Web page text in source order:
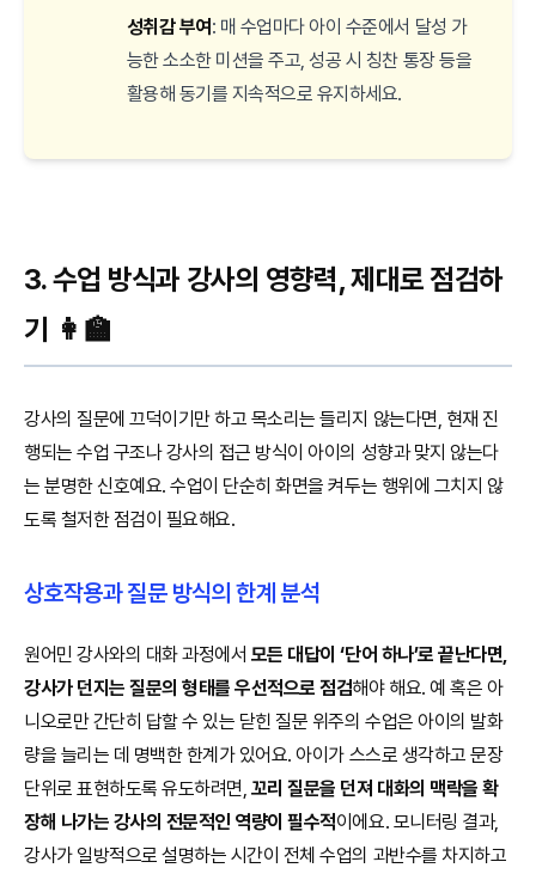
성취감 부여 : 매 수업마다 아이 수준에서 달성 가
능한 소소한 미션을 주고, 성공 시 칭찬 통장 등을
활용해 동기를 지속적으로 유지하세요.
3. 수업 방식과 강사의 영향력, 제대로 점검하
기 👩‍🏫
강사의 질문에 끄덕이기만 하고 목소리는 들리지 않는다면, 현재 진
행되는 수업 구조나 강사의 접근 방식이 아이의 성향과 맞지 않는다
는 분명한 신호예요. 수업이 단순히 화면을 켜두는 행위에 그치지 않
도록 철저한 점검이 필요해요.
상호작용과 질문 방식의 한계 분석
원어민 강사와의 대화 과정에서 모든 대답이 ‘단어 하나’로 끝난다면,
강사가 던지는 질문의 형태를 우선적으로 점검해야 해요. 예 혹은 아
니오로만 간단히 답할 수 있는 닫힌 질문 위주의 수업은 아이의 발화
량을 늘리는 데 명백한 한계가 있어요. 아이가 스스로 생각하고 문장
단위로 표현하도록 유도하려면, 꼬리 질문을 던져 대화의 맥락을 확
장해 나가는 강사의 전문적인 역량이 필수적이에요. 모니터링 결과,
강사가 일방적으로 설명하는 시간이 전체 수업의 과반수를 차지하고